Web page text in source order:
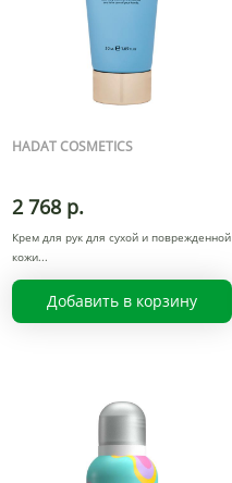
HADAT COSMETICS
2 768 р.
Крем для рук для сухой и поврежденной
кожи
Добавить в корзину